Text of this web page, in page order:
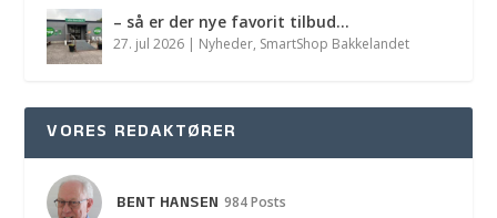
– så er der nye favorit tilbud…
27. jul 2026 | Nyheder, SmartShop Bakkelandet
VORES REDAKTØRER
BENT HANSEN 984 Posts